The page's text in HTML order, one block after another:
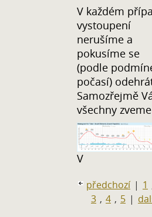
V každém
vystoupení
nerušíme a
pokusíme se
(podle
počasí)
Samozřejmě
všechny
V
předchozí | 1
3 , 4 , 5 |